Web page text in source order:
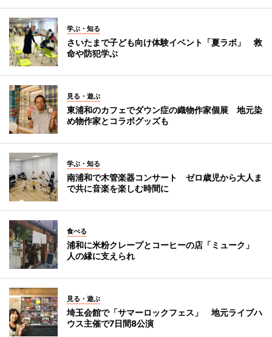
学ぶ・知る
さいたまで子ども向け体験イベント「夏ラボ」 救
命や防犯学ぶ
見る・遊ぶ
東浦和のカフェでダウン症の織物作家個展 地元染
め物作家とコラボグッズも
学ぶ・知る
南浦和で木管楽器コンサート ゼロ歳児から大人ま
で共に音楽を楽しむ時間に
食べる
浦和に米粉クレープとコーヒーの店「ミューク」
人の縁に支えられ
見る・遊ぶ
埼玉会館で「サマーロックフェス」 地元ライブハ
ウス主催で7日間8公演